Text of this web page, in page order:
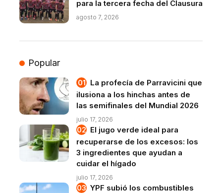
para la tercera fecha del Clausura
agosto 7, 2026
Popular
La profecía de Parravicini que
ilusiona a los hinchas antes de
las semifinales del Mundial 2026
julio 17, 2026
El jugo verde ideal para
recuperarse de los excesos: los
3 ingredientes que ayudan a
cuidar el hígado
julio 17, 2026
YPF subió los combustibles